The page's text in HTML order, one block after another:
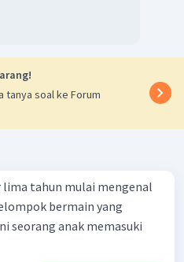
tanya soal ke Forum
lima tahun mulai mengenal
bermain yang
seorang anak memasuki